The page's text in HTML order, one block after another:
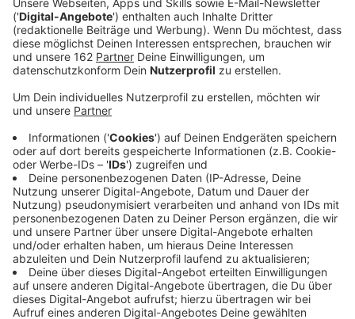
Anzeige
In Duisburg zwischen Hochfeld und Rheinpark soll ein
neues Wohnquartier am Fluss entstehen. Auf dem
früheren ArcelorMittal-Areal sollen einmal 6000
Menschen ein neues Zuhause finden. Laut NRZ werden
die Pläne jetzt konkreter. Von Einfamilienhäusern sind
die Investoren inzwischen abgewichen. Stattdessen
sollen überwiegend vier- bis fünfgeschossige
Mehrfamilienhäuser gebaut werden. Am Rand sind
sogar bis zu acht Etagen möglich. Insgesamt wird mit
bis zu 1500 Wohnungen gerechnet.
Anzeige